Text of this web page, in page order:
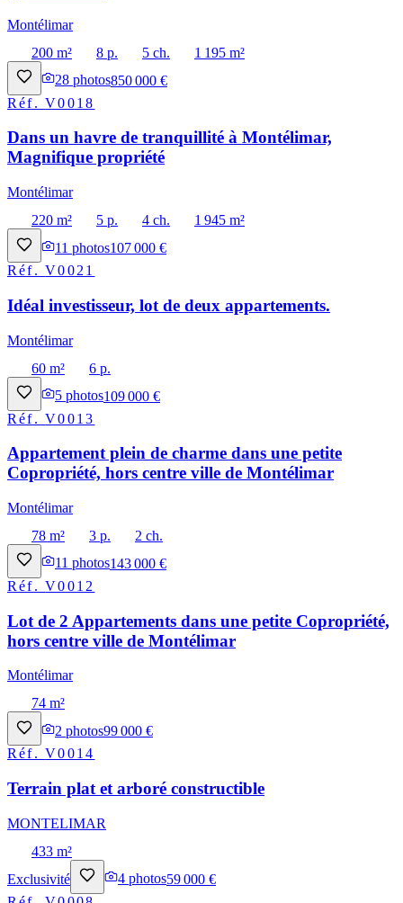
Montélimar
200 m²
8 p. 5 ch.
1 195 m²
28 photos850 000 €
Réf.V0018
Dans un havre de tranquillité à Montélimar,
Magnifique propriété
Montélimar
220 m²
5 p. 4 ch.
1 945 m²
11 photos107 000 €
Réf.V0021
Idéal investisseur, lot de deux appartements.
Montélimar
60 m²
6 p.
5 photos109 000 €
Réf.V0013
Appartement plein de charme dans une petite
Copropriété, hors centre ville de Montélimar
Montélimar
78 m²
3 p.
2 ch.
11 photos143 000 €
Réf.V0012
Lot de 2 Appartements dans une petite Copropriété,
hors centre ville de Montélimar
Montélimar
74 m²
2 photos99 000 €
Réf.V0014
Terrain plat et arboré constructible
MONTELIMAR
433 m²
Exclusivité
4 photos59 000 €